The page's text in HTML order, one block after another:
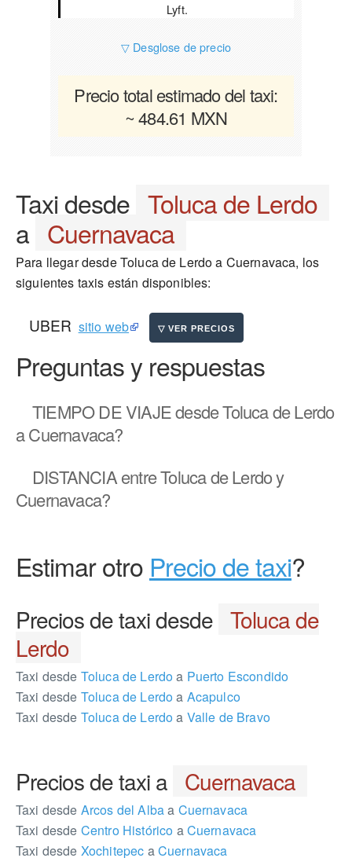
Lyft.
▽ Desglose de precio
Precio total estimado del taxi:
~ 484.61 MXN
Taxi desde Toluca de Lerdo
a Cuernavaca
Para llegar desde Toluca de Lerdo a Cuernavaca, los
siguientes taxis están disponibles:
UBER sitio web
Preguntas y respuestas
TIEMPO DE VIAJEdesde Toluca de Lerdo
a Cuernavaca?
DISTANCIAentre Toluca de Lerdo y
Cuernavaca?
Estimar otro Precio de taxi?
Precios de taxi desde Toluca de
Lerdo
Taxi desde Toluca de Lerdoa Puerto Escondido
Taxi desde Toluca de Lerdoa Acapulco
Taxi desde Toluca de Lerdoa Valle de Bravo
Precios de taxi a Cuernavaca
Taxi desde Arcos del Albaa Cuernavaca
Taxi desde Centro Histórico aCuernavaca
Taxi desde Xochitepec aCuernavaca